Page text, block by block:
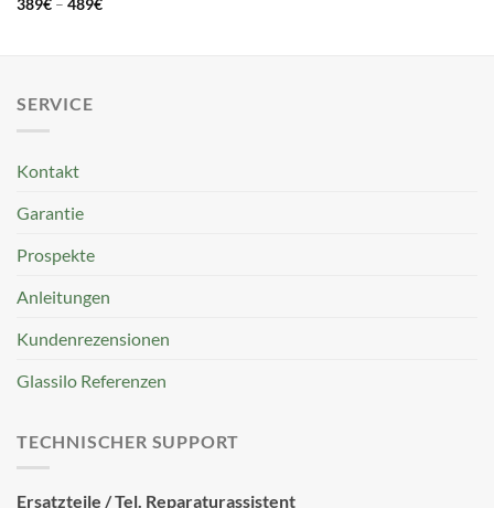
Bewertet
389€ – 489€Preisspanne:
SERVICE
Kontakt
Garantie
Prospekte
Anleitungen
Kundenrezensionen
Glassilo Referenzen
TECHNISCHER SUPPORT
Ersatzteile / Tel. Reparaturassistent